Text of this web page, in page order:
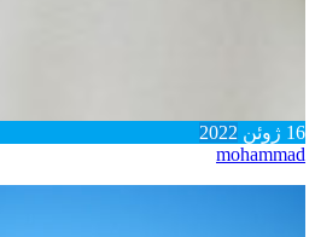
16 ژوئن2022
mohammad